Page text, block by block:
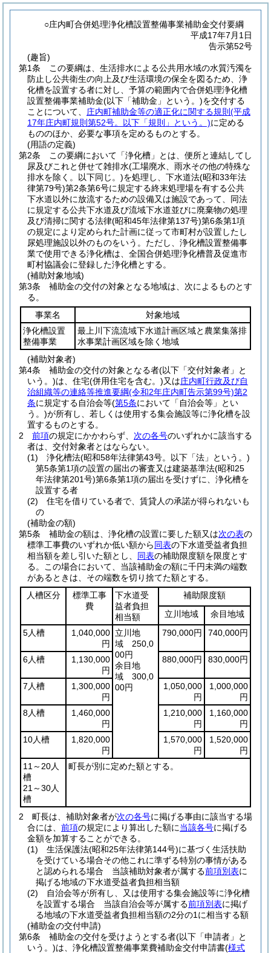
○庄内町合併処理浄化槽設置整備事業補助金交付要綱
平成17年7月1日
告示第52号
(趣旨)
第1条
この要綱は、生活排水による公共用水域の水質汚濁を
防止し公共衛生の向上及び生活環境の保全を図るため、浄
化槽を設置する者に対し、予算の範囲内で合併処理浄化槽
設置整備事業補助金(以下「補助金」という。)を交付する
ことについて、 庄内町補助金等の適正化に関する規則 (平成
17年庄内町規則第52号。以下「規則」という。)に定める
もののほか、必要な事項を定めるものとする。
(用語の定義)
第2条
この要綱において「浄化槽」とは、便所と連結してし
尿及びこれと併せて雑排水(工場廃水、雨水その他の特殊な
排水を除く。以下同じ。)を処理し、下水道法(昭和33年法
律第79号)第2条第6号に規定する終末処理場を有する公共
下水道以外に放流するための設備又は施設であって、同法
に規定する公共下水道及び流域下水道並びに廃棄物の処理
及び清掃に関する法律(昭和45年法律第137号)第6条第1項
の規定により定められた計画に従って市町村が設置したし
尿処理施設以外のものをいう。 ただし、浄化槽設置整備事
業で使用できる浄化槽は、全国合併処理浄化槽普及促進市
町村協議会に登録した浄化槽とする。
(補助対象地域)
第3条
補助金の交付の対象となる地域は、次によるものとす
る。
事業名
対象地域
浄化槽設置
整備事業
最上川下流流域下水道計画区域と農業集落排
水事業計画区域を除く地域
(補助対象者)
第4条
補助金の交付の対象となる者(以下「交付対象者」と
いう。)は、住宅(併用住宅を含む。)又は庄内町行政及び自
治組織等の連絡等推進要綱(令和2年庄内町告示第99号)第2
条に規定する自治会等(第5条において「自治会等」とい
う。)が所有し、若しくは使用する集会施設等に浄化槽を設
置するものとする。
2
前項の規定にかかわらず、 次の各号のいずれかに該当する
者は、交付対象者とはならない。
(1)
浄化槽法(昭和58年法律第43号。以下「法」という。)
第5条第1項の設置の届出の審査又は建築基準法(昭和25
年法律第201号)第6条第1項の届出を受けずに、浄化槽を
設置する者
(2)
住宅を借りている者で、賃貸人の承諾が得られないも
の
(補助金の額)
第5条
補助金の額は、浄化槽の設置に要した額又は次の表の
標準工事費のいずれか低い額から同表の下水道受益者負担
相当額を差し引いた額とし、 同表の補助限度額を限度とす
る。
この場合において、当該補助金の額に千円未満の端数
があるときは、その端数を切り捨てた額とする。
人槽区分
標準工事
費
下水道受
益者負担
相当額
補助限度額
立川地域
余目地域
5人槽
1,040,000
円
立川地
域 250,0
00円
余目地
域 300,0
00円
790,000円 740,000円
6人槽
1,130,000
円
880,000円 830,000円
7人槽
1,300,000
円
1,050,000
円
1,000,000
円
8人槽
1,460,000
円
1,210,000
円
1,160,000
円
10人槽
1,820,000
円
1,570,000
円
1,520,000
円
11～20人
槽
21～30人
槽
町長が別に定めた額とする。
2 町長は、補助対象者が次の各号に掲げる事由に該当する場
合には、 前項の規定により算出した額に当該各号に掲げる
金額を加算することができる。
(1)
生活保護法(昭和25年法律第144号)に基づく生活扶助
を受けている場合その他これに準ずる特別の事情がある
と認められる場合 当該補助対象者が属する前項別表に
掲げる地域の下水道受益者負担相当額
(2)
自治会等が所有し、又は使用する集会施設等に浄化槽
を設置する場合 当該自治会等が属する前項別表に掲げ
る地域の下水道受益者負担相当額の2分の1に相当する額
(補助金の交付申請)
第6条
補助金の交付を受けようとする者(以下「申請者」と
いう。)は、浄化槽設置整備事業費補助金交付申請書(様式